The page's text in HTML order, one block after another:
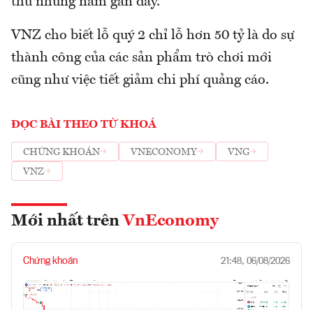
VNZ cho biết lỗ quý 2 chỉ lỗ hơn 50 tỷ là do sự
thành công của các sản phẩm trò chơi mới
cũng như việc tiết giảm chi phí quảng cáo.
ĐỌC BÀI THEO TỪ KHOÁ
CHỨNG KHOÁN VNECONOMY
VNG
VNZ
Mới nhất trên VnEconomy
Chứng khoán 21:48, 06/08/2026